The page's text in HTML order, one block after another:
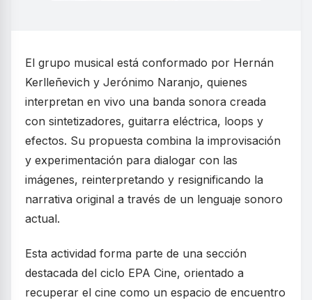
El grupo musical está conformado por Hernán
Kerlleñevich y Jerónimo Naranjo, quienes
interpretan en vivo una banda sonora creada
con sintetizadores, guitarra eléctrica, loops y
efectos. Su propuesta combina la improvisación
y experimentación para dialogar con las
imágenes, reinterpretando y resignificando la
narrativa original a través de un lenguaje sonoro
actual.
Esta actividad forma parte de una sección
destacada del ciclo EPA Cine, orientado a
recuperar el cine como un espacio de encuentro